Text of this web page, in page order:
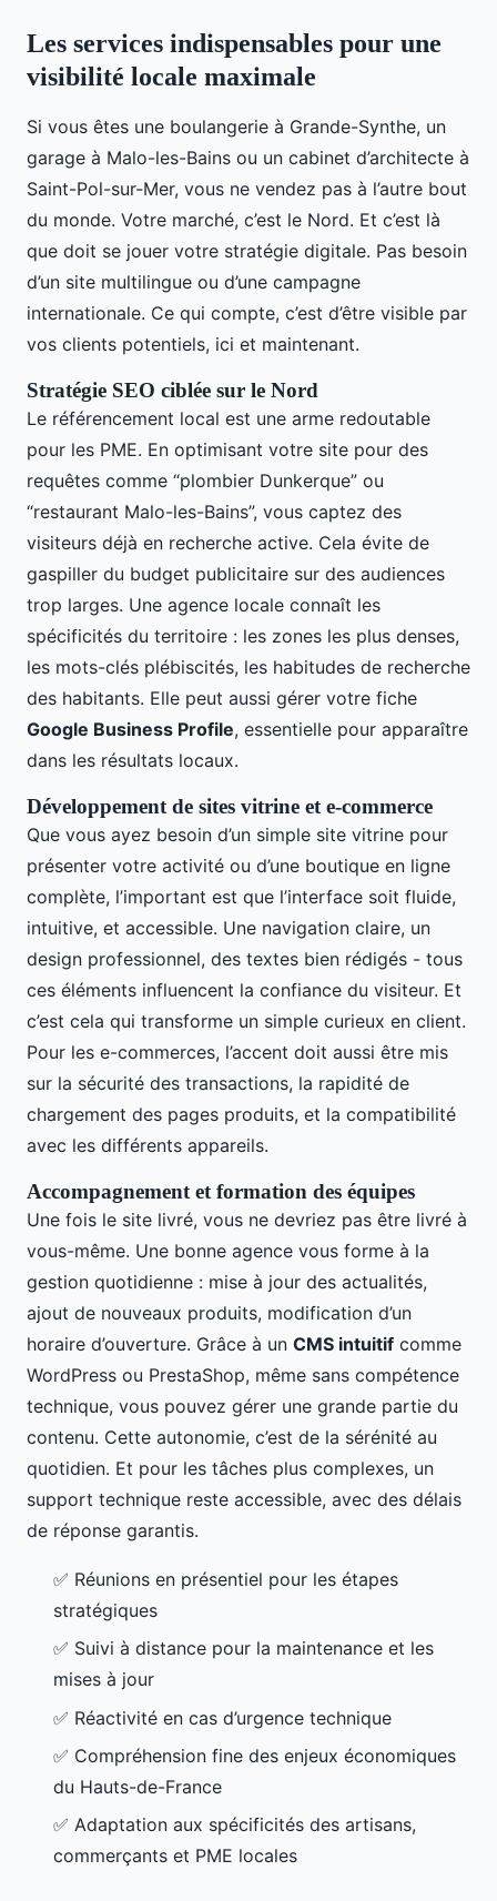
Les services indispensables pour une
visibilité locale maximale
Si vous êtes une boulangerie à Grande-Synthe, un
garage à Malo-les-Bains ou un cabinet d’architecte à
Saint-Pol-sur-Mer, vous ne vendez pas à l’autre bout
du monde. Votre marché, c’est le Nord. Et c’est là
que doit se jouer votre stratégie digitale. Pas besoin
d’un site multilingue ou d’une campagne
internationale. Ce qui compte, c’est d’être visible par
vos clients potentiels, ici et maintenant.
Stratégie SEO ciblée sur le Nord
Le référencement local est une arme redoutable
pour les PME. En optimisant votre site pour des
requêtes comme “plombier Dunkerque” ou
“restaurant Malo-les-Bains”, vous captez des
visiteurs déjà en recherche active. Cela évite de
gaspiller du budget publicitaire sur des audiences
trop larges. Une agence locale connaît les
spécificités du territoire : les zones les plus denses,
les mots-clés plébiscités, les habitudes de recherche
des habitants. Elle peut aussi gérer votre fiche
Google Business Profile, essentielle pour apparaître
dans les résultats locaux.
Développement de sites vitrine et e-commerce
Que vous ayez besoin d’un simple site vitrine pour
présenter votre activité ou d’une boutique en ligne
complète, l’important est que l’interface soit fluide,
intuitive, et accessible. Une navigation claire, un
design professionnel, des textes bien rédigés - tous
ces éléments influencent la confiance du visiteur. Et
c’est cela qui transforme un simple curieux en client.
Pour les e-commerces, l’accent doit aussi être mis
sur la sécurité des transactions, la rapidité de
chargement des pages produits, et la compatibilité
avec les différents appareils.
Accompagnement et formation des équipes
Une fois le site livré, vous ne devriez pas être livré à
vous-même. Une bonne agence vous forme à la
gestion quotidienne : mise à jour des actualités,
ajout de nouveaux produits, modification d’un
horaire d’ouverture. Grâce à un CMS intuitif comme
WordPress ou PrestaShop, même sans compétence
technique, vous pouvez gérer une grande partie du
contenu. Cette autonomie, c’est de la sérénité au
quotidien. Et pour les tâches plus complexes, un
support technique reste accessible, avec des délais
de réponse garantis.
✅ Réunions en présentiel pour les étapes
stratégiques
✅ Suivi à distance pour la maintenance et les
mises à jour
✅ Réactivité en cas d’urgence technique
✅ Compréhension fine des enjeux économiques
du Hauts-de-France
✅ Adaptation aux spécificités des artisans,
commerçants et PME locales